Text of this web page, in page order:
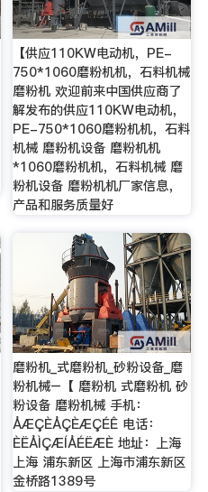
【供应110KW电动机，PE-
750*1060磨粉机机，石料机械
磨粉机 欢迎前来中国供应商了
解发布的供应110KW电动机，
PE-750*1060磨粉机机，石料
机械 磨粉机设备 磨粉机机
*1060磨粉机机，石料机械 磨
粉机设备 磨粉机机厂家信息，
产品和服务质量好
磨粉机_式磨粉机_砂粉设备_磨
粉机械–【 磨粉机 式磨粉机 砂
粉设备 磨粉机械 手机：
ÅÆÇÈÅÇÈÆÇÉÊ 电话：
ÈËÅÌÇÆÍÅÉËÆÈ 地址：上海
上海 浦东新区 上海市浦东新区
金桥路1389号